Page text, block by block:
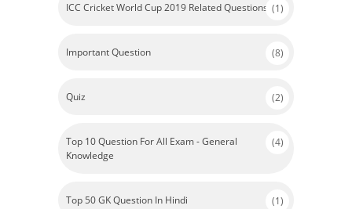
ICC Cricket World Cup 2019 Related Questions (1)
Important Question (8)
Quiz (2)
Top 10 Question For All Exam - General
Knowledge
(4)
Top 50 GK Question In Hindi (1)